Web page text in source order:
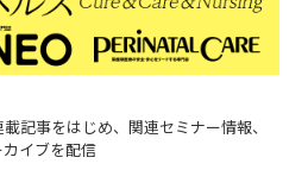
記事をはじめ、関連セミナー情報、
イブを配信